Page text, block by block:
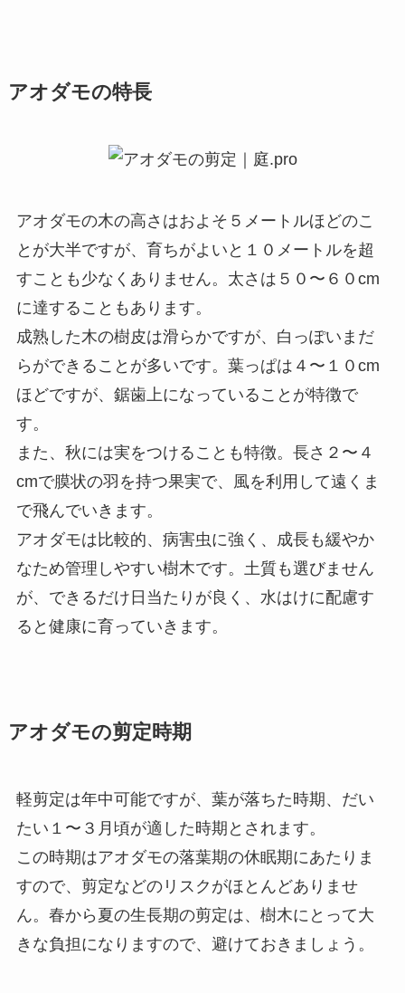
アオダモの特長
アオダモの木の高さはおよそ５メートルほどのこ
とが大半ですが、育ちがよいと１０メートルを超
すことも少なくありません。太さは５０〜６０cm
に達することもあります。
成熟した木の樹皮は滑らかですが、白っぽいまだ
らができることが多いです。葉っぱは４〜１０cm
ほどですが、鋸歯上になっていることが特徴で
す。
また、秋には実をつけることも特徴。長さ２〜４
cmで膜状の羽を持つ果実で、風を利用して遠くま
で飛んでいきます。
アオダモは比較的、病害虫に強く、成長も緩やか
なため管理しやすい樹木です。土質も選びません
が、できるだけ日当たりが良く、水はけに配慮す
ると健康に育っていきます。
アオダモの剪定時期
軽剪定は年中可能ですが、葉が落ちた時期、だい
たい１〜３月頃が適した時期とされます。
この時期はアオダモの落葉期の休眠期にあたりま
すので、剪定などのリスクがほとんどありませ
ん。春から夏の生長期の剪定は、樹木にとって大
きな負担になりますので、避けておきましょう。